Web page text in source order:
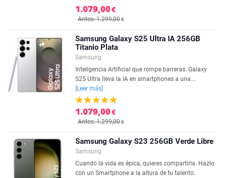
1.079,00€
Antes: 1.299,00€
Samsung Galaxy S25 Ultra IA 256GB
Titanio Plata
Samsung
Inteligencia Artificial que rompe barreras. Galaxy
S25 Ultra lleva la IA en smartphones a una...
[Leer más]
1.079,00€
Antes: 1.299,00€
Samsung Galaxy S23 256GB Verde Libre
Samsung
Cuando la vida es épica, quieres compartirla. Hazlo
con un Smartphone a la altura de tu talento.